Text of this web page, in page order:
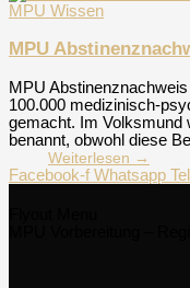
MPU Wissen
MPU
MPU
100.000 medizinisch-
gemacht. Im Volksmund
benannt, obwohl diese
Weiterlesen →
Facebook-f Whatsapp